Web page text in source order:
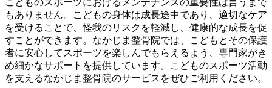
こどものスポーツにおけるメンテナンスの重要性は言うまで
もありません。こどもの身体は成長途中であり、適切なケア
を受けることで、怪我のリスクを軽減し、健康的な成長を促
すことができます。なかじま整骨院では、こどもとその保護
者に安心してスポーツを楽しんでもらえるよう、専門家がき
め細かなサポートを提供しています。こどものスポーツ活動
を支えるなかじま整骨院のサービスをぜひご利用ください。